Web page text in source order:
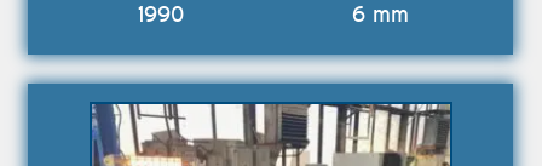
1990 6 mm